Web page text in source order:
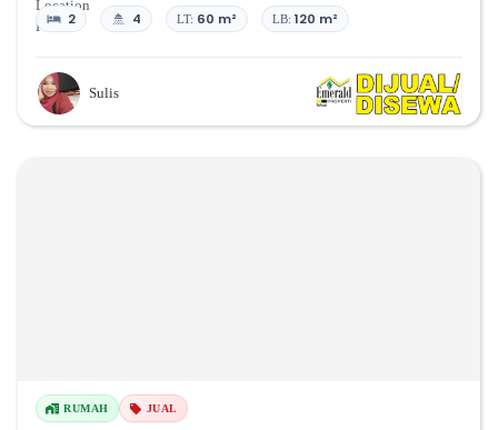
2 4 LT: 60 m² LB: 120 m²
Sulis
RUMAH JUAL